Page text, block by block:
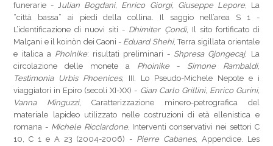
funerarie - Julian Bogdani, Enrico Giorgi, Giuseppe Lepore, La
“città bassa” ai piedi della collina. Il saggio nell’area S 1 -
L’identificazione di nuovi siti - Dhimiter Çondi, Il sito fortificato di
Malçani e il koinòn dei Caoni - Eduard Shehi, Terra sigillata orientale
e italica a Phoinike: risultati preliminari - Shpresa Gjongecaj, La
circolazione delle monete a Phoinike- Simone Rambaldi,
Testimonia Urbis Phoenices, III. Lo Pseudo-Michele Nepote e i
viaggiatori in Epiro (secoli XI-XX) - Gian Carlo Grillini, Enrico Gurini,
Vanna Minguzzi, Caratterizzazione minero-petrografica del
materiale lapideo utilizzato nelle costruzioni di età ellenistica e
romana - Michele Ricciardone, Interventi conservativi nei settori C
10, C 1 e A 23 (2004-2006) - Pierre Cabanes, Appendice. Les